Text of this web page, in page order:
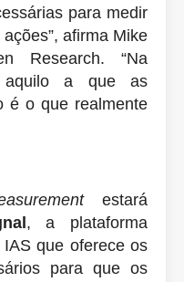
para medir
afirma Mike
Research. “Na
aquilo a que as
é o que realmente
estará
, a plataforma
que oferece os
para que os